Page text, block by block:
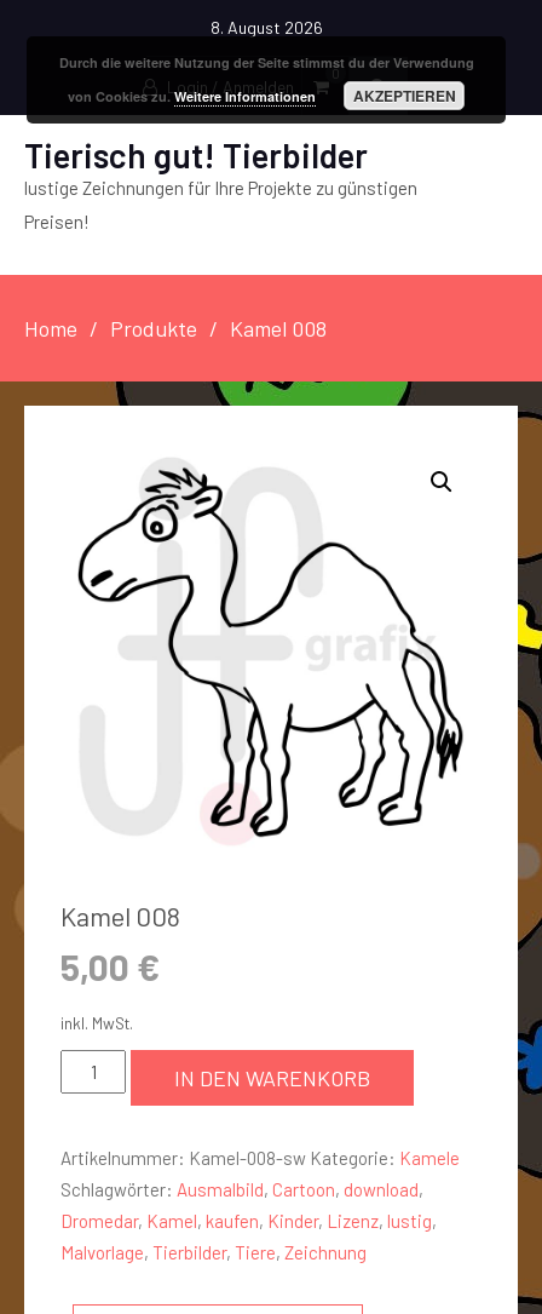
8. August 2026
Login / Anmelden
0
Tierisch gut! Tierbilder
lustige Zeichnungen für Ihre Projekte zu günstigen
Preisen!
Home Produkte Kamel 008
Kamel 008
5,00 €
inkl. MwSt.
IN DEN WARENKORB
Artikelnummer: Kamel-008-sw Kategorie: Kamele
Schlagwörter: Ausmalbild, Cartoon, download,
Dromedar, Kamel, kaufen, Kinder, Lizenz, lustig,
Malvorlage, Tierbilder, Tiere, Zeichnung
Durch die weitere Nutzung der Seite stimmst du der Verwendung
von Cookies zu.Weitere Informationen AKZEPTIEREN